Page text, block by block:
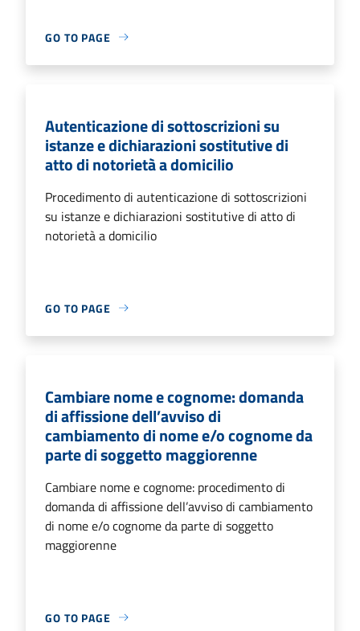
GO TO PAGE
Autenticazione di sottoscrizioni su
istanze e dichiarazioni sostitutive di
atto di notorietà a domicilio
Procedimento di autenticazione di sottoscrizioni
su istanze e dichiarazioni sostitutive di atto di
notorietà a domicilio
GO TO PAGE
Cambiare nome e cognome: domanda
di affissione dell’avviso di
cambiamento di nome e/o cognome da
parte di soggetto maggiorenne
Cambiare nome e cognome: procedimento di
domanda di affissione dell’avviso di cambiamento
di nome e/o cognome da parte di soggetto
maggiorenne
GO TO PAGE